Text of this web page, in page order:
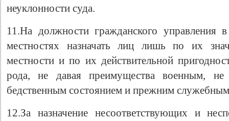
неуклонности суда.
11.На должности гражданского управления
местностях назначать лиц лишь по их
местности и по их действительной
рода, не давая преимущества военным, не
бедственным состоянием и прежним
12.За назначение несоответствующих и